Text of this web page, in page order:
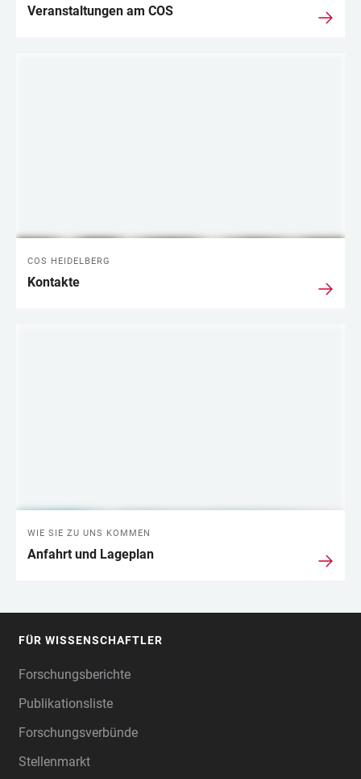
Veranstaltungen am COS
COS HEIDELBERG
Kontakte
WIE SIE ZU UNS KOMMEN
Anfahrt und Lageplan
FÜR WISSENSCHAFTLER
Forschungsberichte
Publikationsliste
Forschungsverbünde
Stellenmarkt